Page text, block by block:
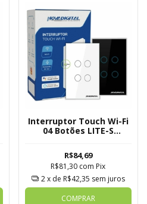
Interruptor Touch Wi-Fi
04 Botões LITE-S
R$84,69
R$81,30 com Pix
2x de R$42,35 sem juros
COMPRAR